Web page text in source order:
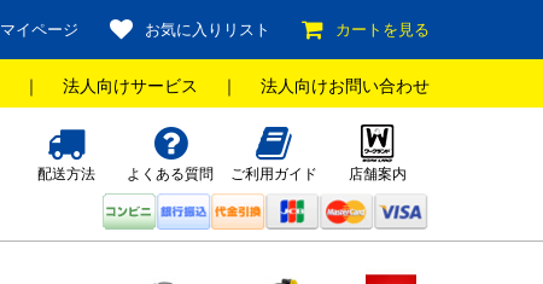
マイページ お気に入りリスト カートを見る
｜ 法人向けサービス ｜ 法人向けお問い合わせ
配送方法 よくある質問 ご利用ガイド 店舗案内